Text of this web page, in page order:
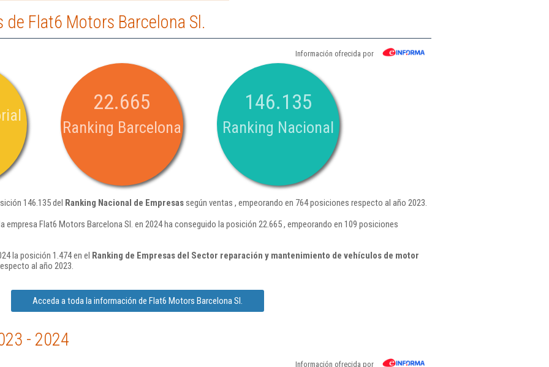
Flat6 Motors Barcelona Sl.
Información ofrecida por
22.665
Ranking Barcelona
146.135
Ranking Nacional
146.135 del Ranking Nacional de Empresassegún ventas , empeorando en 764 posiciones respecto al año 2023.
empresa Flat6 Motors Barcelona Sl. en 2024 ha conseguido la posición 22.665 , empeorando en 109 posiciones
la posición 1.474 en el Ranking de Empresas del Sector reparación y mantenimiento de vehículos de motor
al año 2023.
Acceda a toda la información de Flat6 Motors Barcelona Sl.
- 2024
Información ofrecida por